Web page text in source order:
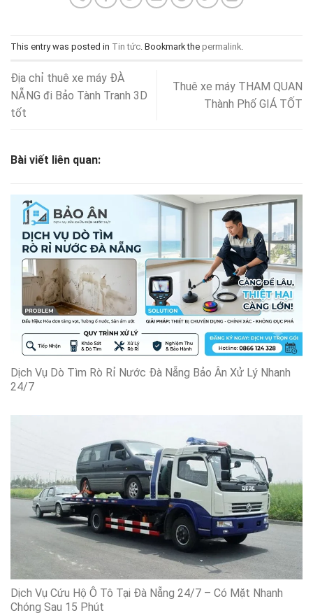
This entry was posted in Tin tức . Bookmark the permalink
Địa chỉ thuê xe máy ĐÀ
NẴNG đi Bảo Tành Tranh 3D
tốt
Thuê xe máy THAM QUAN
Thành Phố GIÁ TỐT
Bài viết liên quan:
Dịch Vụ Dò Tìm Rò Rỉ Nước Đà Nẵng Bảo Ân Xử Lý Nhanh
24/7
Dịch Vụ Cứu Hộ Ô Tô Tại Đà Nẵng 24/7 – Có Mặt Nhanh
Chóng Sau 15 Phút